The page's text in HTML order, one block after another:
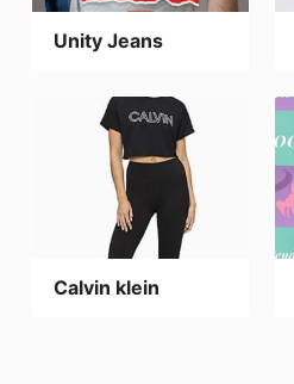
Unity Jeans
Calvin klein